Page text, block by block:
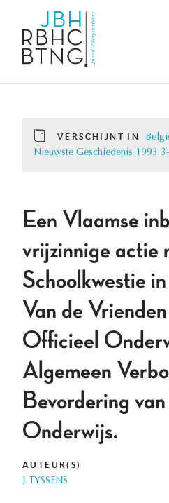
VERSCHIJNT IN
Nieuwste Geschiedenis 1993
Een Vlaamse
vrijzinnige actie
Schoolkwestie
Van de
Officieel
Algemeen
Bevordering
Onderwijs.
AUTEUR(S)
J. TYSSENS